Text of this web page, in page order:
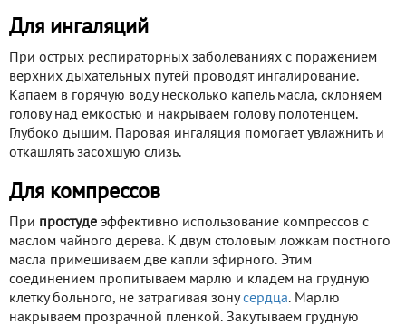
Для ингаляций
При острых респираторных заболеваниях с поражением
верхних дыхательных путей проводят ингалирование.
Капаем в горячую воду несколько капель масла, склоняем
голову над емкостью и накрываем голову полотенцем.
Глубоко дышим. Паровая ингаляция помогает увлажнить и
откашлять засохшую слизь.
Для компрессов
При простуде эффективно использование компрессов с
маслом чайного дерева. К двум столовым ложкам постного
масла примешиваем две капли эфирного. Этим
соединением пропитываем марлю и кладем на грудную
клетку больного, не затрагивая зонусердца. Марлю
накрываем прозрачной пленкой. Закутываем грудную